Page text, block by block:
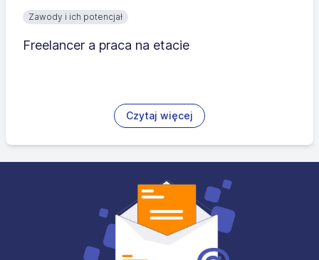
Zawody i ich potencjał
Freelancer a praca na etacie
Czytaj więcej